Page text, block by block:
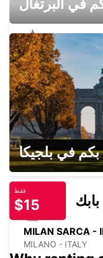
MILAN ASSAGO
ASSAGO - ITALY
MILAN GALVANI
MILANO - ITALY
MILAN SARCA -
MILANO - ITALY
في البرتغال
بكم في بلجيكا
فقط
$15